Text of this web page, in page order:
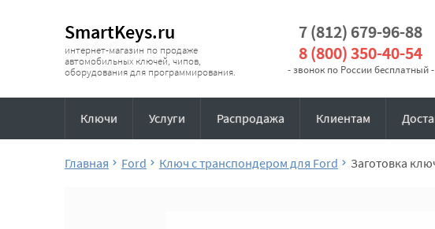
SmartKeys.ru
интернет-магазин по продаже
автомобильных ключей, чипов,
оборудования для программирования.
7 (812) 679-96-88
8 (800) 350-40-54
- звонок по России бесплатный -
Ключи Услуги Распродажа Клиентам
Главная Ford Ключ с транспондером для Ford Заготовка